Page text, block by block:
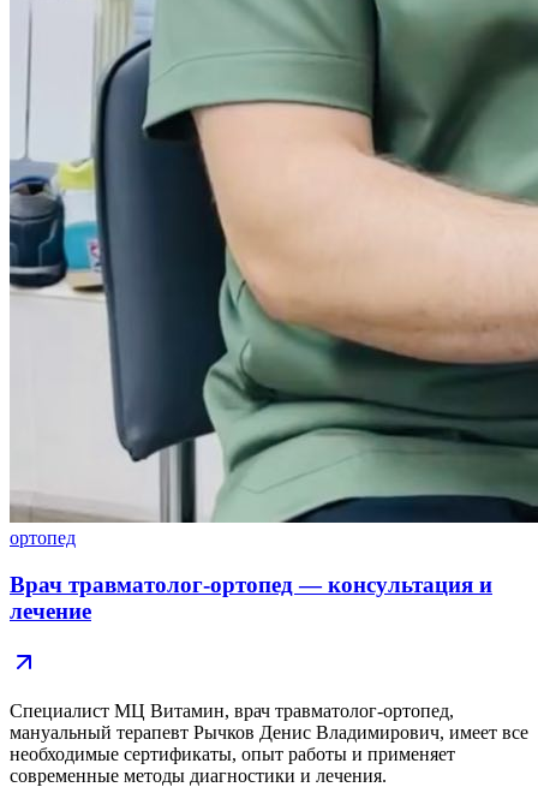
ортопед
Врач травматолог-ортопед — консультация и
лечение
Специалист МЦ Витамин, врач травматолог-ортопед,
мануальный терапевт Рычков Денис Владимирович, имеет все
необходимые сертификаты, опыт работы и применяет
современные методы диагностики и лечения.